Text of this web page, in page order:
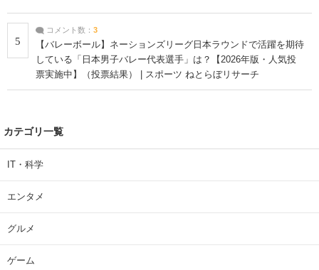
5
コメント数： 3
【バレーボール】ネーションズリーグ日本ラウンドで活躍を期待
している「日本男子バレー代表選手」は？【2026年版・人気投
票実施中】（投票結果） | スポーツ ねとらぼリサーチ
カテゴリ一覧
IT・科学
エンタメ
グルメ
ゲーム